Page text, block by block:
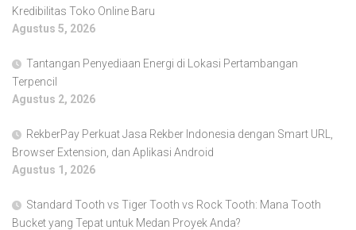
Kredibilitas Toko Online Baru
Agustus 5, 2026
Tantangan Penyediaan Energi di Lokasi Pertambangan
Terpencil
Agustus 2, 2026
RekberPay Perkuat Jasa Rekber Indonesia dengan Smart URL,
Browser Extension, dan Aplikasi Android
Agustus 1, 2026
Standard Tooth vs Tiger Tooth vs Rock Tooth: Mana Tooth
Bucket yang Tepat untuk Medan Proyek Anda?